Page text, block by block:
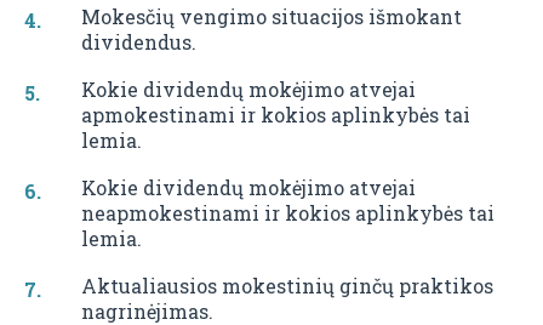
Mokesčių vengimo situacijos išmokant
dividendus.
Kokie dividendų mokėjimo atvejai
apmokestinami ir kokios aplinkybės tai
lemia.
Kokie dividendų mokėjimo atvejai
neapmokestinami ir kokios aplinkybės tai
lemia.
Aktualiausios mokestinių ginčų praktikos
nagrinėjimas.